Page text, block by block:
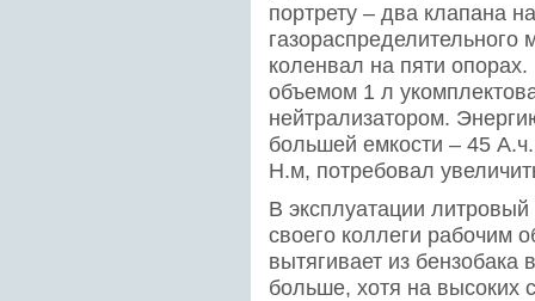
портрету – два клапана
коленвал на пяти опорах.
объемом 1 л
нейтрализатором.
большей емкости – 45
Н.м, потребовал
В эксплуатации
своего коллеги рабочим
вытягивает из
больше, хотя на высоких